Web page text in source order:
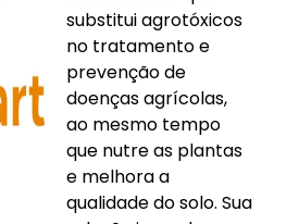
substitui agrotóxicos
no tratamento e
prevenção de
doenças agrícolas,
ao mesmo tempo
que nutre as plantas
e melhora a
qualidade do solo. Sua